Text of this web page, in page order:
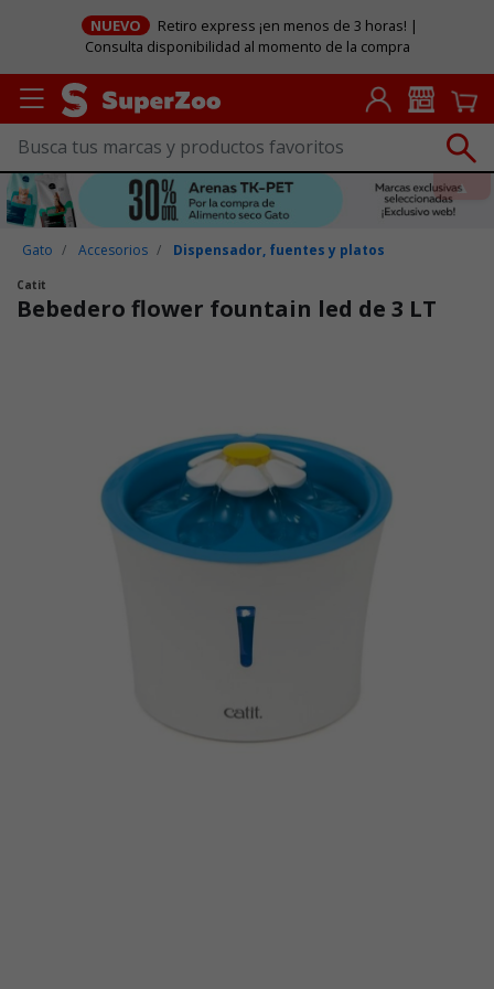
NUEVO
Retiro express ¡en menos de 3 horas! |
Consulta disponibilidad al momento de la compra
Gato Accesorios Dispensador, fuentes y platos
Catit
Bebedero flower fountain led de 3 LT